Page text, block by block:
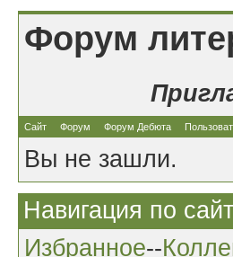
Форум
Сайт Форум Форум Дебюта
Вы не зашли.
Навигация по
Избранное--